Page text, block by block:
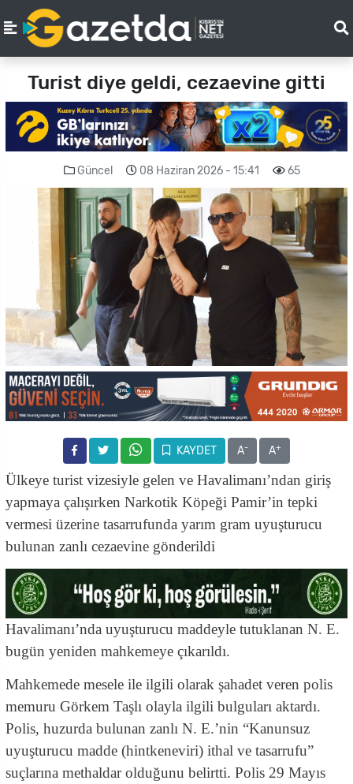
Turist diye geldi, cezaevine gitti
Güncel 08 Haziran 2026 - 15:41 65
KAYDET A- A+
Ülkeye turist vizesiyle gelen ve Havalimanı’ndan giriş
yapmaya çalışırken Narkotik Köpeği Pamir’in tepki
vermesi üzerine tasarrufunda yarım gram uyuşturucu
bulunan zanlı cezaevine gönderildi
Havalimanı’nda uyuşturucu maddeyle tutuklanan N. E.
bugün yeniden mahkemeye çıkarıldı.
Mahkemede mesele ile ilgili olarak şahadet veren polis
memuru Görkem Taşlı olayla ilgili bulguları aktardı.
Polis, huzurda bulunan zanlı N. E.’nin “Kanunsuz
uyuşturucu madde (hintkeneviri) ithal ve tasarrufu”
suçlarına methaldar olduğunu belirtti. Polis 29 Mayıs